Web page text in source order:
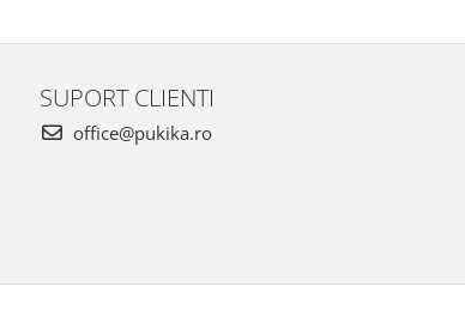
SUPORT CLIENTI
office@pukika.ro